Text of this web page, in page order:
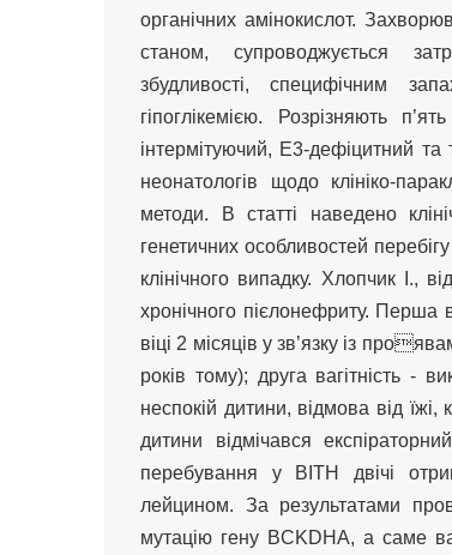
органічних амінокислот.
станом, супроводжується
збудливості, специфічним
гіпоглікемією. Розрізняють
інтермітуючий, E3-дефіцитний та
неонатологів щодо клініко-
методи. В статті наведено
генетичних особливостей
клінічного випадку. Хлопчик І.,
хронічного пієлонефриту. Перша
віці 2 місяців у зв’язку із
років тому); друга вагітність -
неспокій дитини, відмова від
дитини відмічався
перебування у ВІТН двічі
лейцином. За результатами
мутацію гену BCKDHA, а саме